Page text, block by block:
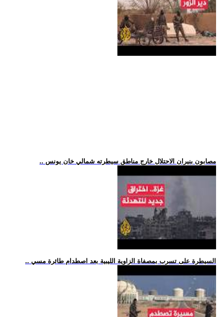
.. مصابون بنيران الاحتلال خارج مناطق سيطرته شمالي خان يونس
.. السيطرة على تسرب بمصفاة الزاوية الليبية بعد اصطدام طائرة مسي